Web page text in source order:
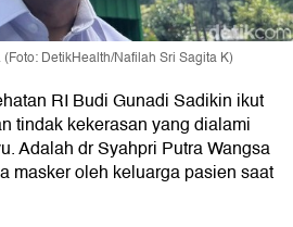
DetikHealth/Nafilah Sri Sagita K)
RI Budi Gunadi Sadikin ikut
tindak kekerasan yang dialami
Adalah dr Syahpri Putra Wangsa
masker oleh keluarga pasien saat